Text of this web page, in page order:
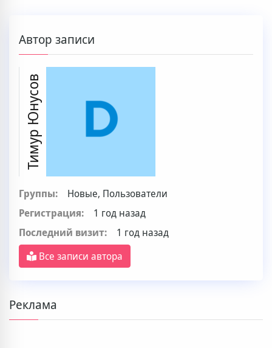
Автор записи
Тимур Юнусов
Группы:
Новые, Пользователи
Регистрация:
1 год назад
Последний визит:
1 год назад
Все записи автора
Реклама